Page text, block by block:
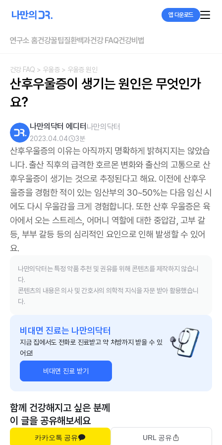
앱 다운로드
연구소 홈건강꿀팁질환백과건강 FAQ건강비법
건강 FAQ > 우울증> 우울증 원인
산후우울증이 생기는 원인은 무엇인가
요?
나만의닥터 에디터 나만의닥터
2023.04.04 3분
산후우울증의 이유는 아직까지 명확하게 밝혀지지는 않았습
니다. 출산 직후의 급격한 호르몬 변화와 출산의 고통으로 산
후우울증이 생기는 것으로 추정된다고 해요. 이전에 산후우
울증을 경험한 적이 있는 임산부의 30~50%는 다음 임신 시
에도 다시 우울감을 크게 경험합니다. 또한 산후 우울증은 육
아에서 오는 스트레스, 어머니 역할에 대한 중압감, 고부 갈
등, 부부 갈등 등의 심리적인 요인으로 인해 발생할 수 있어
요.
나만의닥터는 특정 약품 추천 및 권유를 위해 콘텐츠를 제작하지 않습니
다.
콘텐츠의 내용은 의사 및 간호사의 의학적 지식을 자문 받아 활용했습니
다.
비대면 진료는 나만의닥터
지금 집에서도 전화로 진료받고 약 처방까지 받을 수 있
어요!
비대면 진료 받기
함께 건강해지고 싶은 분께
이 글을 공유해보세요
카카오톡 공유 URL 공유